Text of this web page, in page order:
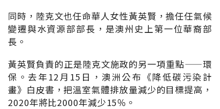
同時，陸克文也任命華人女性黃英賢，擔任任氣候
變遷與水資源部部長，是澳州史上第一位華裔部
長。
黃英賢負責的正是陸克文施政的另一項重點——環
保。去年12月15日，澳洲公布《降低碳污染計
畫》白皮書，把溫室氣體排放量減少的目標提高，
2020年將比2000年減少15％。